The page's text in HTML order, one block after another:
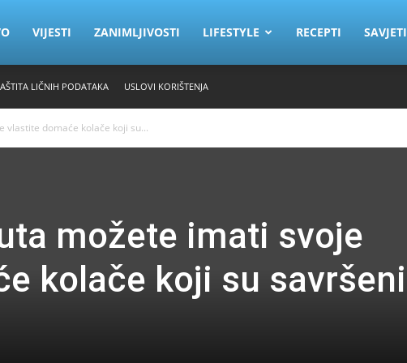
VIJESTI ZANIMLJIVOSTI LIFESTYLE RECEPTI SAVJETI
LIČNIH PODATAKA USLOVI KORIŠTENJA
vlastite domaće kolače koji su...
možete imati svoje
kolače koji su savršeni